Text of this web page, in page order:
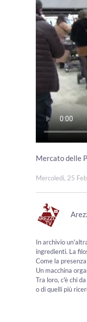
Mercato delle
Mercoledì, 25
In archivio
ingredienti. La
Come la
Un macchina
Tra loro, c'è chi
o di quelli più